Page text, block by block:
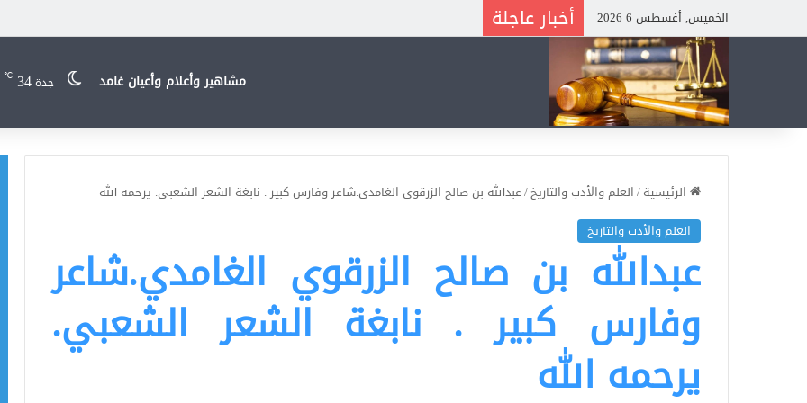
الخميس, أغسطس 6 2026 أخبار عاجلة
مشاهير وأعلام وأعيان غامد جدة34
℃
الرئيسية/العلم والأدب والتاريخ/عبدالله بن صالح الزرقوي الغامدي.شاعر وفارس كبير . نابغة الشعر الشعبي. يرحمه الله
العلم والأدب والتاريخ
عبدالله بن صالح الزرقوي الغامدي.شاعر
وفارس كبير . نابغة الشعر الشعبي.
يرحمه الله